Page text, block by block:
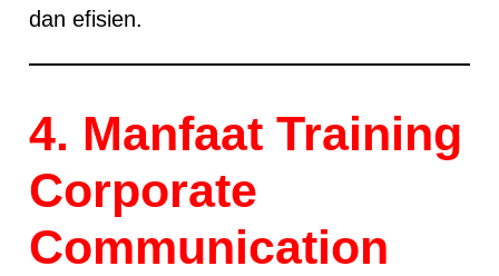
dan efisien.
4. Manfaat Training
Corporate
Communication